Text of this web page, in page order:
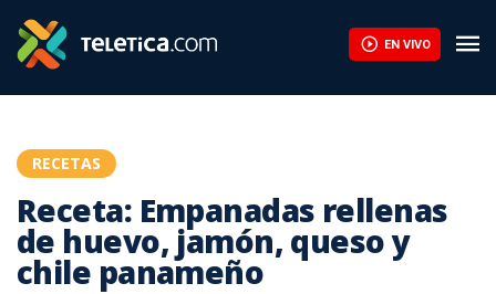
EN VIVO
RECETAS
Receta: Empanadas rellenas
de huevo, jamón, queso y
chile panameño